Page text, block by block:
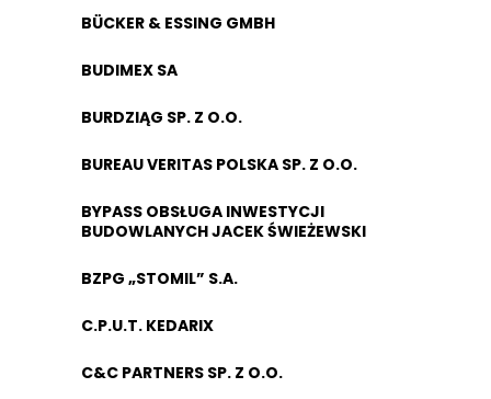
BÜCKER & ESSING GMBH
BUDIMEX SA
BURDZIĄG SP. Z O.O.
BUREAU VERITAS POLSKA SP. Z O.O.
BYPASS OBSŁUGA INWESTYCJI
BUDOWLANYCH JACEK ŚWIEŻEWSKI
BZPG „STOMIL” S.A.
C.P.U.T. KEDARIX
C&C PARTNERS SP. Z O.O.